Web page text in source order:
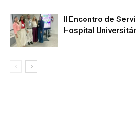
II Encontro de
Hospital